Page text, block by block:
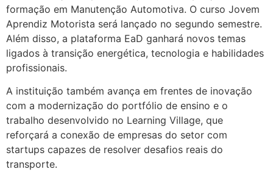
formação em Manutenção Automotiva. O curso Jovem
Aprendiz Motorista será lançado no segundo semestre.
Além disso, a plataforma EaD ganhará novos temas
ligados à transição energética, tecnologia e habilidades
profissionais.
A instituição também avança em frentes de inovação
com a modernização do portfólio de ensino e o
trabalho desenvolvido no Learning Village, que
reforçará a conexão de empresas do setor com
startups capazes de resolver desafios reais do
transporte.